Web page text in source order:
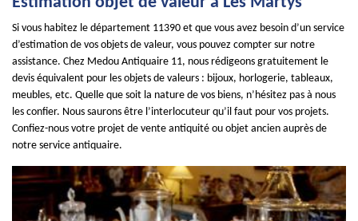
Si vous habitez le département 11390 et que vous avez besoin d’un service
d’estimation de vos objets de valeur, vous pouvez compter sur notre
assistance. Chez Medou Antiquaire 11, nous rédigeons gratuitement le
devis équivalent pour les objets de valeurs : bijoux, horlogerie, tableaux,
meubles, etc. Quelle que soit la nature de vos biens, n’hésitez pas à nous
les confier. Nous saurons être l’interlocuteur qu’il faut pour vos projets.
Confiez-nous votre projet de vente antiquité ou objet ancien auprès de
notre service antiquaire.